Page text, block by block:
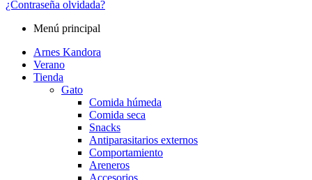
¿Contraseña olvidada?
Menú principal
Arnes Kandora
Verano
Tienda
Gato
Comida húmeda
Comida seca
Snacks
Antiparasitarios externos
Comportamiento
Areneros
Accesorios